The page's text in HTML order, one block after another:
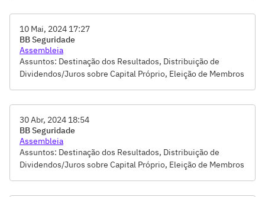
10 Mai, 2024 17:27
BB Seguridade
Assembleia
Assuntos: Destinação dos Resultados, Distribuição de
Dividendos/Juros sobre Capital Próprio, Eleição de Membros
independentes, Remuneração de membros do Conselho de
administração e membros de Comitês, Remuneração dos
Administradores e Conselheiros, Tomada de Contas-Votação
do Relatório da Administração e das Demonstrações
Financeiras, Tomar conhecimento do Relatório da
30 Abr, 2024 18:54
BB Seguridade
Assembleia
Assuntos: Destinação dos Resultados, Distribuição de
Dividendos/Juros sobre Capital Próprio, Eleição de Membros